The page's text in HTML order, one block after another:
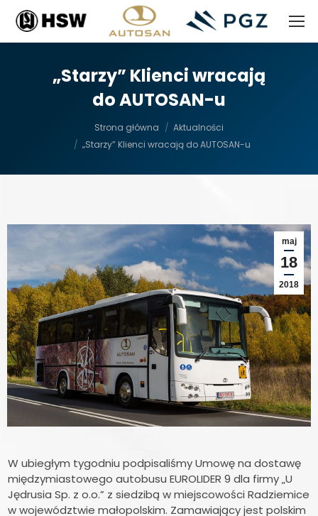
„Starzy” Klienci wracają
do AUTOSAN-u
Strona główna
Aktualności
„Starzy” Klienci wracają do AUTOSAN-u
maj
18
2018
W ubiegłym tygodniu podpisaliśmy Umowę na dostawę
międzymiastowego autobusu EUROLIDER 9 dla firmy „U
Jędrusia Sp. z o.o.” z siedzibą w miejscowości Radziemice
w województwie małopolskim. Zamawiający jest polskim